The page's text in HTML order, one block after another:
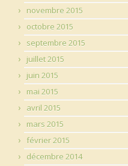
novembre 2015
octobre 2015
septembre 2015
juillet 2015
juin 2015
mai 2015
avril 2015
mars 2015
février 2015
décembre 2014